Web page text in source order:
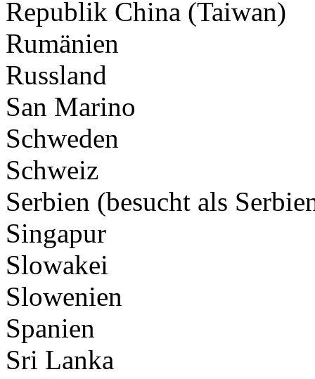
Republik China (Taiwan)
Rumänien
Russland
San Marino
Schweden
Schweiz
Serbien (besucht als
Singapur
Slowakei
Slowenien
Spanien
Sri Lanka